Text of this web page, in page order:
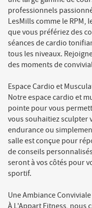
professionnels
LesMills comme le RPM,
que vous préfériez des
séances de cardio
tous les niveaux.
des moments de
Espace Cardio et
Notre espace cardio et
pointe pour vous
vous souhaitiez sculpter
endurance ou
salle est conçue pour
de conseils
seront à vos côtés pour
sportif.
Une Ambiance Conviviale
À L'Appart Fitness, nous